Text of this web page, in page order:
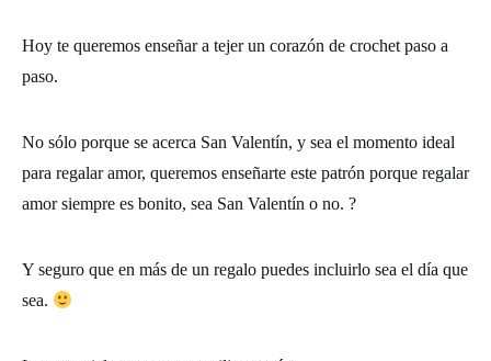
Hoy te queremos enseñar a tejer un corazón de crochet paso a
paso.
No sólo porque se acerca San Valentín, y sea el momento ideal
para regalar amor, queremos enseñarte este patrón porque regalar
amor siempre es bonito, sea San Valentín o no. ?
Y seguro que en más de un regalo puedes incluirlo sea el día que
sea.